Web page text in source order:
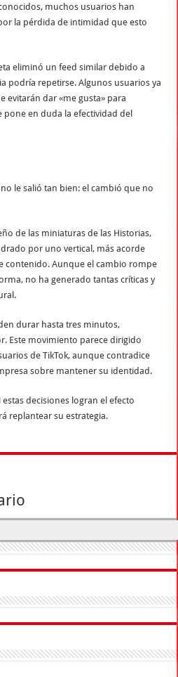
muchos usuarios han
la pérdida de intimidad que esto
eliminó un feed similar debido a
podría repetirse. Algunos usuarios ya
evitarán dar «me gusta» para
en duda la efectividad del
le salió tan bien: el cambió que no
de las miniaturas de las Historias,
por uno vertical, más acorde
contenido. Aunque el cambio rompe
no ha generado tantas críticas y
durar hasta tres minutos,
Este movimiento parece dirigido
de TikTok, aunque contradice
sobre mantener su identidad.
decisiones logran el efecto
replantear su estrategia.